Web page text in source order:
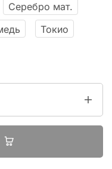
Серебро мат.
Токио